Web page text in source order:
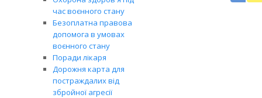
час воєнного стану
Безоплатна правова
допомога в умовах
воєнного стану
Поради лікаря
Дорожня карта для
постраждалих від
збройної агресії